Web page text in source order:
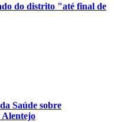
do distrito "até final de
Saúde sobre
Alentejo